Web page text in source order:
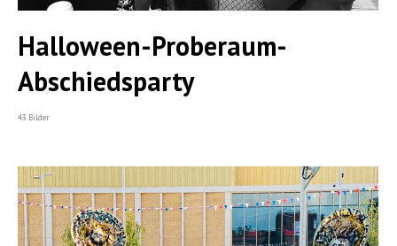
Halloween-Proberaum-
Abschiedsparty
43 Bilder